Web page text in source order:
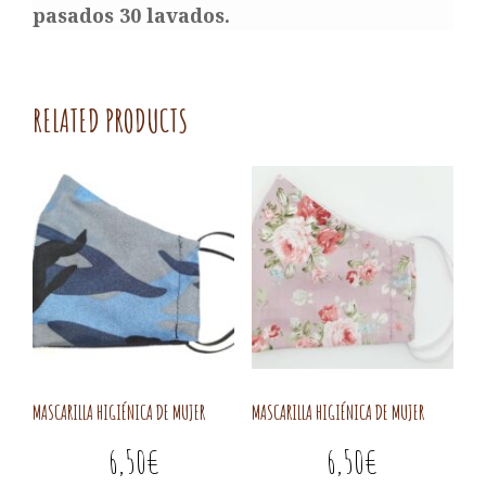
pasados 30 lavados.
RELATED PRODUCTS
MASCARILLA HIGIÉNICA DE MUJER
6,50€
MASCARILLA HIGIÉNICA DE MUJER
6,50€